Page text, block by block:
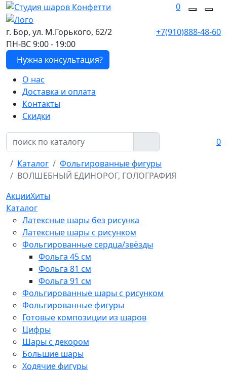
0
г. Бор, ул. М.Горького, 62/2
ПН-ВС 9:00 - 19:00
+7(910)888-48-60
Нужна консультация?
О нас
Доставка и оплата
Контакты
Скидки
0
Каталог
Фольгированные фигуры
ВОЛШЕБНЫЙ ЕДИНОРОГ, ГОЛОГРАФИЯ
АкцииХиты
Каталог
Латексные шары без рисунка
Латексные шары с рисунком
Фольгированные сердца/звёзды
Фольга 45 см
Фольга 81 см
Фольга 91 см
Фольгированные шары с рисунком
Фольгированные фигуры
Готовые композиции из шаров
Цифры
Шары с декором
Большие шары
Ходячие фигуры